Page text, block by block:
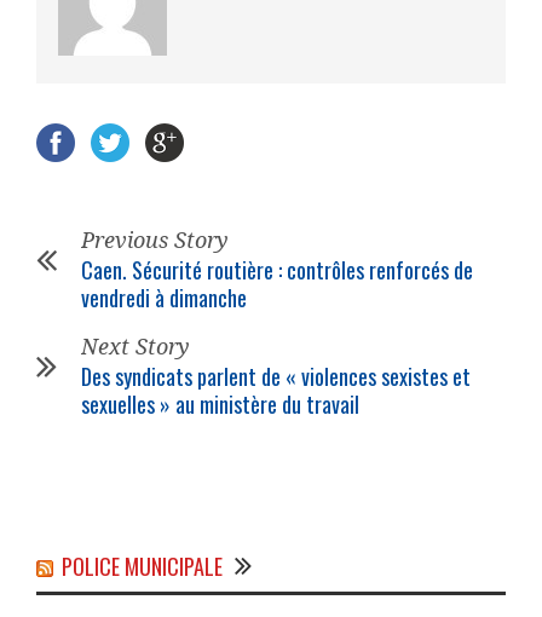
Previous Story
Caen. Sécurité routière : contrôles renforcés de
vendredi à dimanche
Next Story
Des syndicats parlent de « violences sexistes et
sexuelles » au ministère du travail
POLICE MUNICIPALE